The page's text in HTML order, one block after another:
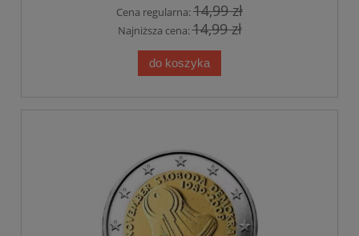
Cena regularna:14,99 zł
Najniższa cena:14,99 zł
do koszyka